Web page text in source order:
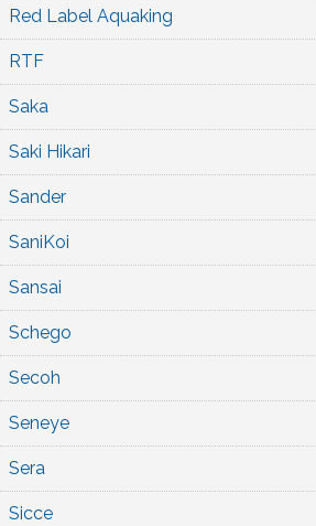
Red Label Aquaking
RTF
Saka
Saki Hikari
Sander
SaniKoi
Sansai
Schego
Secoh
Seneye
Sera
Sicce